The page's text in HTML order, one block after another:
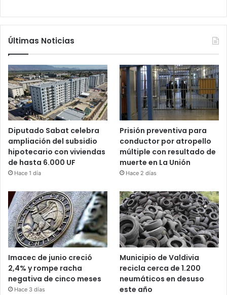
Últimas Noticias
Diputado Sabat celebra
ampliación del subsidio
hipotecario con viviendas
de hasta 6.000 UF
Hace 1 día
Prisión preventiva para
conductor por atropello
múltiple con resultado de
muerte en La Unión
Hace 2 días
Imacec de junio creció
2,4% y rompe racha
negativa de cinco meses
Hace 3 días
Municipio de Valdivia
recicla cerca de 1.200
neumáticos en desuso
este año